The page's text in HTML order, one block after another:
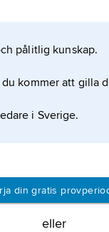
pålitlig kunskap.
du kommer att gilla
i Sverige.
din gratis
eller